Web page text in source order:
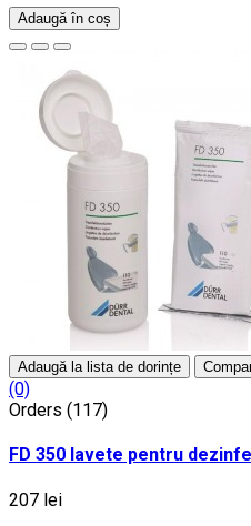
Adaugă în coș
Adaugă la lista de dorințe
(0)
Orders (117)
FD 350 lavete pentru
207 lei